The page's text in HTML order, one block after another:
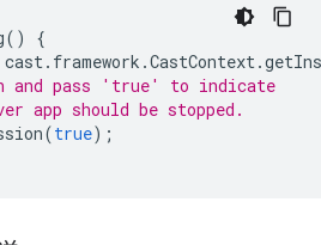
()
{
cast. framework .CastContext.
and pass 'true' to indicate
app should be stopped.
(true);